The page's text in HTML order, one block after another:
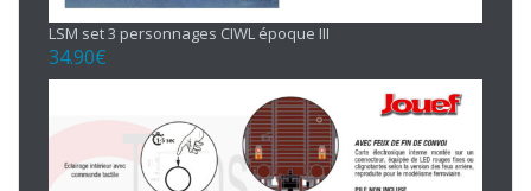
LSM set 3 personnages CIWL époque III
34.90€